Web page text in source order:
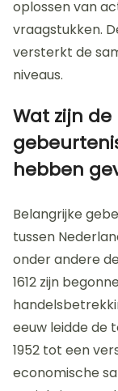
oplossen van
vraagstukken.
versterkt de
niveaus.
Wat zijn
hebben
Belangrijke
tussen
onder andere
1612 zijn
eeuw leidde de
1952 tot een
economische